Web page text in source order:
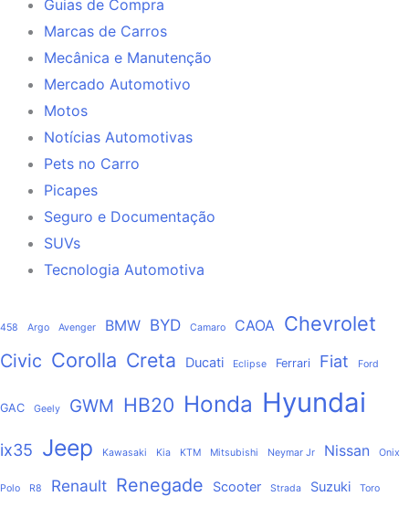
Guias de Compra
Marcas de Carros
Mecânica e Manutenção
Mercado Automotivo
Motos
Notícias Automotivas
Pets no Carro
Picapes
Seguro e Documentação
SUVs
Tecnologia Automotiva
458 Argo Avenger BMW BYD Camaro CAOA Chevrolet
Civic Corolla Creta Ducati Eclipse Ferrari Fiat Ford
GAC Geely GWM HB20 Honda Hyundai
ix35 Jeep Kawasaki Kia KTM Mitsubishi Neymar Jr Nissan Onix
Polo R8 Renault Renegade Scooter Strada Suzuki Toro